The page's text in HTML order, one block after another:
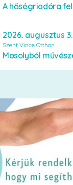
2026. augusztus 3.
Szent Vince Otthon
Mosolyból